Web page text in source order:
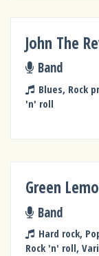
John The
Band
Blues, Rock
'n' roll
Green
Band
Hard rock,
Rock 'n' roll,